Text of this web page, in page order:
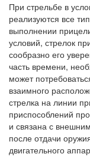
При стрельбе в
реализуются все
выполнении
условий, стрелок
сообразно его
часть времени,
может
взаимного
стрелка на линии
приспособлений
и связана с
после отдачи
двигательного